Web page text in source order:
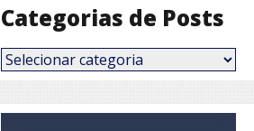
Categorias de Posts
Categorias
de